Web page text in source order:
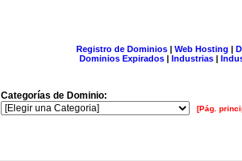
Registro de Dominios| Web Hosting |
Dominios Expirados | Industrias |
Categorías de Dominio:
[Pág.